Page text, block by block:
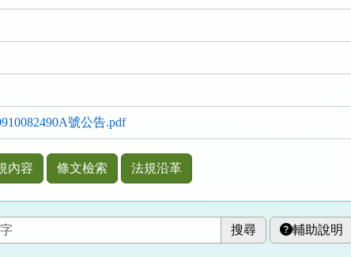
號公告.pdf
內容 條文檢索 法規沿革
輔助說明